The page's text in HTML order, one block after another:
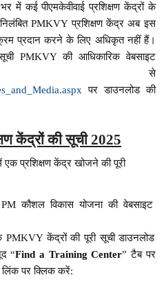
कई पीएमकेवीवाई प्रशिक्षण केंद्रों के
PMKVY प्रशिक्षण केंद्र अब इस
प्रदान करने के लिए अधिकृत नहीं हैं।
PMKVY की आधिकारिक वेबसाइट
से
पर डाउनलोड की
केंद्रों की सूची 2025
प्रशिक्षण केंद्र खोजने की पूरी
कौशल विकास योजना की वेबसाइट
PMKVY केंद्रों की पूरी सूची डाउनलोड
“Find a Training Center” टैब पर
लिंक पर क्लिक करें: